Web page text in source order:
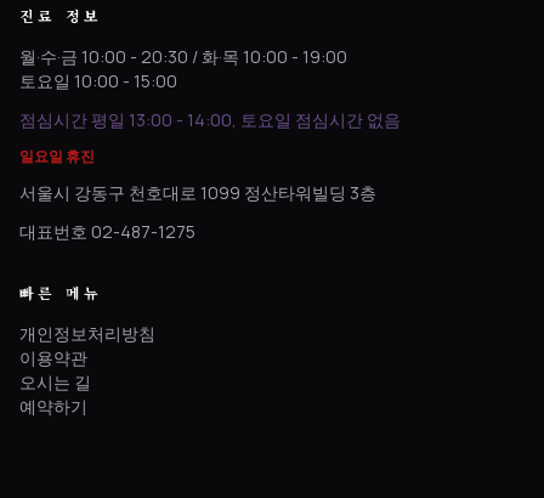
진료 정보
월·수·금 10:00 - 20:30 / 화·목 10:00 - 19:00
토요일 10:00 - 15:00
점심시간 평일 13:00 - 14:00, 토요일 점심시간 없음
일요일 휴진
서울시 강동구 천호대로 1099 정산타워빌딩 3층
대표번호 02-487-1275
빠른 메뉴
개인정보처리방침
이용약관
오시는 길
예약하기